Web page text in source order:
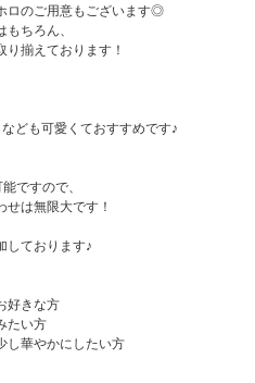
ロのご用意もございます◎
ちろん、
揃えております！
ども可愛くておすすめです♪
ですので、
は無限大です！
しております♪
好きな方
たい方
し華やかにしたい方